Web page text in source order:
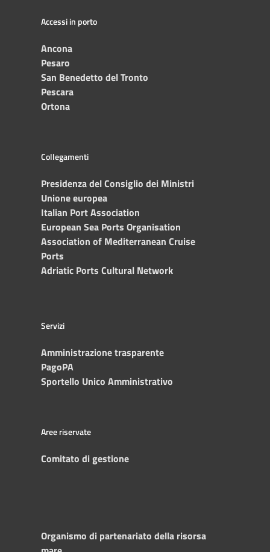
Accessi in porto
Ancona
Pesaro
San Benedetto del Tronto
Pescara
Ortona
Collegamenti
Presidenza del Consiglio dei Ministri
Unione europea
Italian Port Association
European Sea Ports Organisation
Association of Mediterranean Cruise
Ports
Adriatic Ports Cultural Network
Servizi
Amministrazione trasparente
PagoPA
Sportello Unico Amministrativo
Aree riservate
Comitato di gestione
Organismo di partenariato della risorsa